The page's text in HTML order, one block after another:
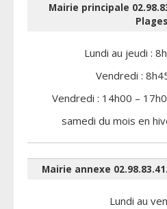
Mairie principale
Lundi au jeudi :
Vendredi :
Vendredi : 14h00 –
samedi du mois en
Mairie annexe
Lundi au